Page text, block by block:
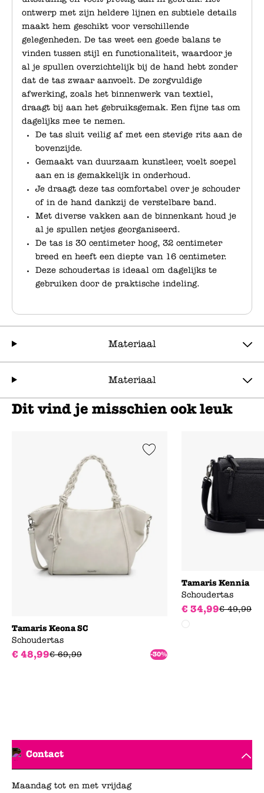
ontwerp met zijn heldere lijnen en subtiele details
maakt hem geschikt voor verschillende
gelegenheden. De tas weet een goede balans te
vinden tussen stijl en functionaliteit, waardoor je
al je spullen overzichtelijk bij de hand hebt zonder
dat de tas zwaar aanvoelt. De zorgvuldige
afwerking, zoals het binnenwerk van textiel,
draagt bij aan het gebruiksgemak. Een fijne tas om
dagelijks mee te nemen.
De tas sluit veilig af met een stevige rits aan de
bovenzijde.
Gemaakt van duurzaam kunstleer, voelt soepel
aan en is gemakkelijk in onderhoud.
Je draagt deze tas comfortabel over je schouder
of in de hand dankzij de verstelbare band.
Met diverse vakken aan de binnenkant houd je
al je spullen netjes georganiseerd.
De tas is 30 centimeter hoog, 32 centimeter
breed en heeft een diepte van 16 centimeter.
Deze schoudertas is ideaal om dagelijks te
gebruiken door de praktische indeling.
Materiaal
Materiaal
Dit vind je misschien ook leuk
Add to Wishlist
Tamaris Keona SC
Schoudertas
€ 48,99€ 69,99 -30%
Tamaris Kennia
Schoudertas
€ 34,99€ 49,99
Contact
Maandag tot en met vrijdag